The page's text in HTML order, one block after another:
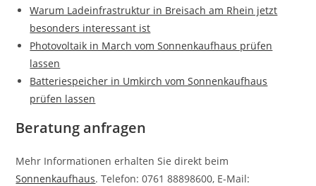
Warum Ladeinfrastruktur in Breisach am Rhein jetzt
besonders interessant ist
Photovoltaik in March vom Sonnenkaufhaus prüfen
lassen
Batteriespeicher in Umkirch vom Sonnenkaufhaus
prüfen lassen
Beratung anfragen
Mehr Informationen erhalten Sie direkt beim
Sonnenkaufhaus. Telefon: 0761 88898600, E-Mail: